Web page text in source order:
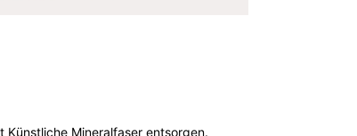
Künstliche Mineralfaser entsorgen.